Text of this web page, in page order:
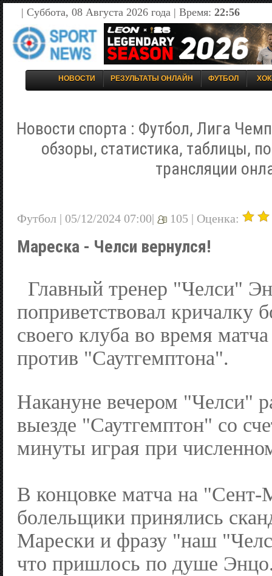
| Суббота, 08 Августа 2026 года | Время: 22:56
НОВОСТИ РЕЗУЛЬТАТЫ ОНЛАЙН ФУТБОЛ
Новости спорта : Футбол, Лига
обзоры, статистика, таблицы,
трансляции
Футбол | 05/12/2024 07:00| 105 | Оценка:
Мареска - Челси вернулся!
Главный тренер "Челси"
поприветствовал кричалку
своего клуба во время
против "Саутгемптона".
Накануне вечером "Челси"
выезде "Саутгемптон" со
минуты играя при
В концовке матча на "Сент-
болельщики принялись
Марески и фразу "наш
что пришлось по душе